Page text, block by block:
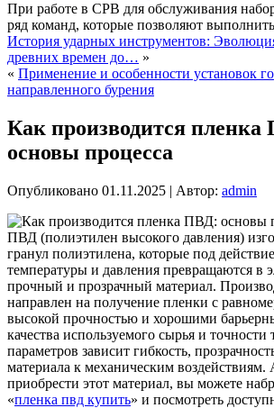
При работе в СРВ для обслуживания
ряд команд, которые позволяют
История ударных инструментов:
древних времен до… »
« Применение и особенности установок
направленного бурения
Как производится
основы процесса
Опубликовано 01.11.2025 | Автор: admin
ПВД (полиэтилен высокого давления)
гранул полиэтилена, которые под
температуры и давления превращаются в
прочный и прозрачный материал.
направлен на получение пленки с
высокой прочностью и хорошими
качества используемого сырья и точности
параметров зависит гибкость,
материала к механическим
приобрести этот материал, вы можете
«пленка пвд купить» и посмотреть